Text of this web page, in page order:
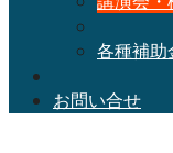
各種補助
お問い合せ